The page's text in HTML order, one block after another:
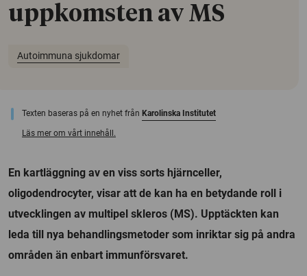
uppkomsten av MS
Autoimmuna sjukdomar
Texten baseras på en nyhet från Karolinska Institutet
Läs mer om vårt innehåll.
En kartläggning av en viss sorts hjärnceller,
oligodendrocyter, visar att de kan ha en betydande roll i
utvecklingen av multipel skleros (MS). Upptäckten kan
leda till nya behandlingsmetoder som inriktar sig på andra
områden än enbart immunförsvaret.